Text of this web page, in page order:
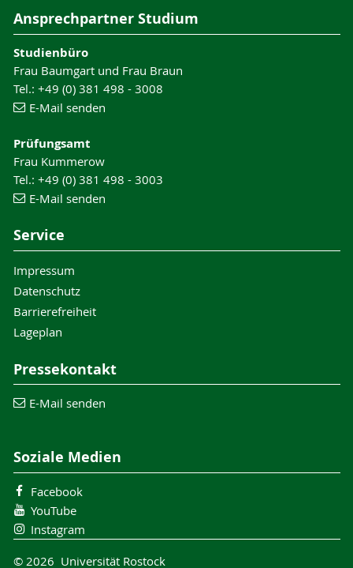
Ansprechpartner Studium
Studienbüro
Frau Baumgart und Frau Braun
Tel.: +49 (0) 381 498 - 3008
E-Mail senden
Prüfungsamt
Frau Kummerow
Tel.: +49 (0) 381 498 - 3003
E-Mail senden
Service
Impressum
Datenschutz
Barrierefreiheit
Lageplan
Pressekontakt
E-Mail senden
Soziale Medien
Facebook
YouTube
Instagram
© 2026 Universität Rostock